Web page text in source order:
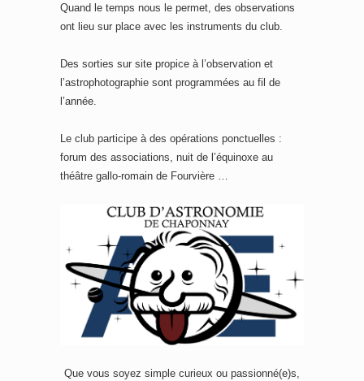
Quand le temps nous le permet, des observations
ont lieu sur place avec les instruments du club.
Des sorties sur site propice à l’observation et
l’astrophotographie sont programmées au fil de
l’année.
Le club participe à des opérations ponctuelles :
forum des associations, nuit de l’équinoxe au
théâtre gallo-romain de Fourvière …
Que vous soyez simple curieux ou passionné(e)s,